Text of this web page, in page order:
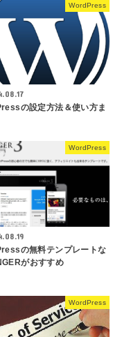
WordPress
の設定方法＆使い方ま
WordPress
の無料テンプレートな
がおすすめ
WordPress